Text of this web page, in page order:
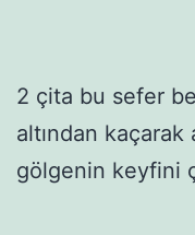
2 çita bu sefer
altından kaçarak
gölgenin keyfini